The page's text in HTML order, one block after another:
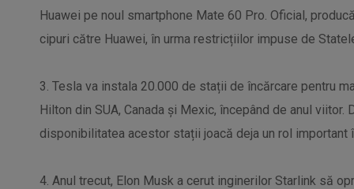
Huawei pe noul smartphone Mate 60 Pro. Oficial,
cipuri către Huawei, în urma restricțiilor impuse de
3. Tesla va instala 20.000 de stații de încărcare pentru
Hilton din SUA, Canada și Mexic, începând de anul
disponibilitatea acestor stații joacă deja un rol important
4. Anul trecut, Elon Musk a cerut inginerilor Starlink să